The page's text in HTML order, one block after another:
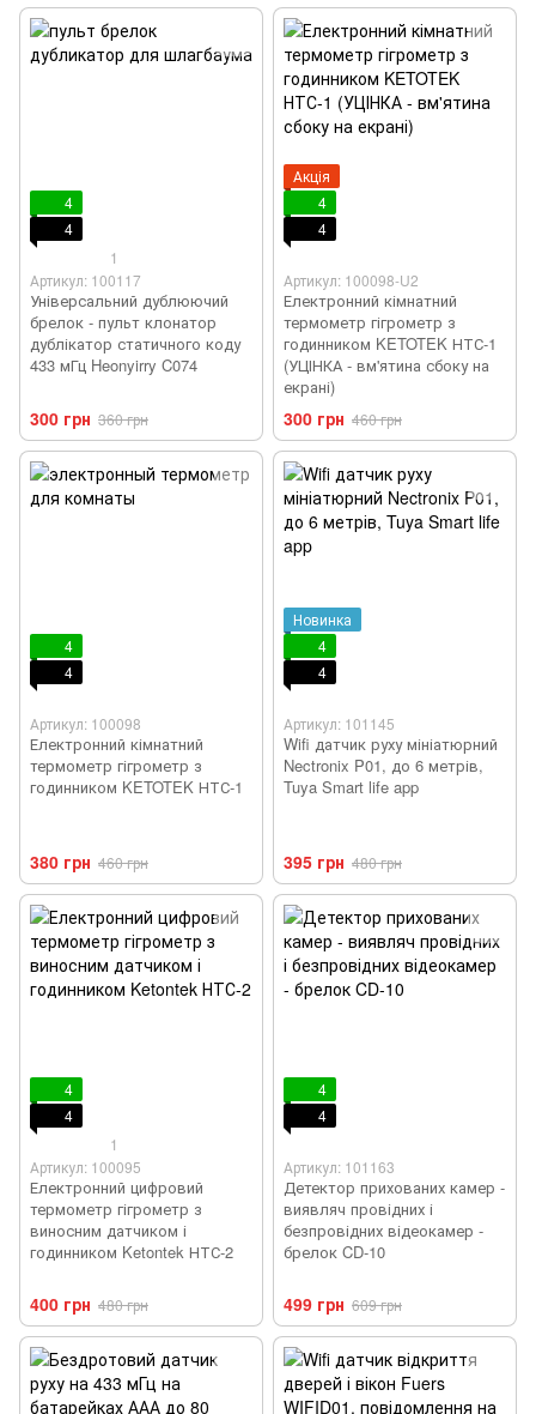
4
4
1
Артикул: 100117
Універсальний дублюючий
брелок - пульт клонатор
дублікатор статичного коду
433 мГц Heonyirry C074
300 грн 360 грн
Акція
4
4
Артикул: 100098-U2
Електронний кімнатний
термометр гігрометр з
годинником KETOTEK НТС-1
(УЦІНКА - вм'ятина сбоку на
екрані)
300 грн 460 грн
4
4
Артикул: 100098
Електронний кімнатний
термометр гігрометр з
годинником KETOTEK НТС-1
380 грн 460 грн
Новинка
4
4
Артикул: 101145
Wifi датчик руху мініатюрний
Nectronix P01, до 6 метрів,
Tuya Smart life app
395 грн 480 грн
4
4
1
Артикул: 100095
Електронний цифровий
термометр гігрометр з
виносним датчиком і
годинником Ketontek НТС-2
400 грн 480 грн
4
4
Артикул: 101163
Детектор прихованих камер -
виявляч провідних і
безпровідних відеокамер -
брелок CD-10
499 грн 609 грн